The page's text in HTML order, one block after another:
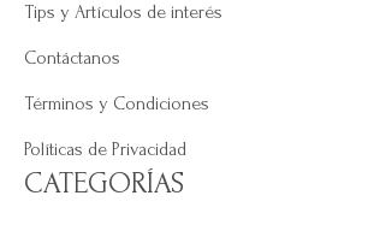
Tips y Artículos de interés
Contáctanos
Términos y Condiciones
Políticas de Privacidad
CATEGORÍAS